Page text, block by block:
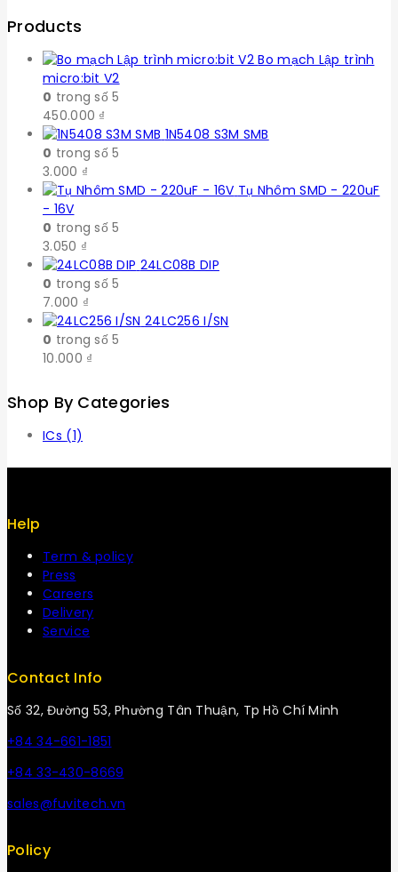
Products
Bo mạch Lập trình
micro:bit V2
0 trong số 5
450.000 ₫
1N5408 S3M SMB
0 trong số 5
3.000 ₫
Tụ Nhôm SMD - 220uF
- 16V
0 trong số 5
3.050 ₫
24LC08B DIP
0 trong số 5
7.000 ₫
24LC256 I/SN
0 trong số 5
10.000 ₫
Shop By Categories
ICs (1)
Help
Term & policy
Press
Careers
Delivery
Service
Contact Info
Số 32, Đường 53, Phường Tân Thuận, Tp Hồ Chí Minh
+84 34-661-1851
+84 33-430-8669
sales@fuvitech.vn
Policy